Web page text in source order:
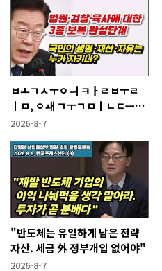
ㅂㅗㄱㅅㅜㅇㅢ ㅋㅏㄹㅂㅜㄹ
ㅣㅁ, ㅇㅙ ㄱㅜㄱㅁㅣㄴㄷㅡㄹ
ㅇㅣ ㄷㅏㅇㅎㅐㅇㅑ ㅎㅏㄴㅏ?
2026-8-7
"반도체는 유일하게 남은 전략
자산. 세금 外 정부개입 없어야"
2026-8-7